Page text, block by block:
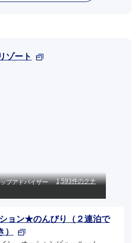
ゾート
1,593件のクチ
ョン★のんびり（２連泊で